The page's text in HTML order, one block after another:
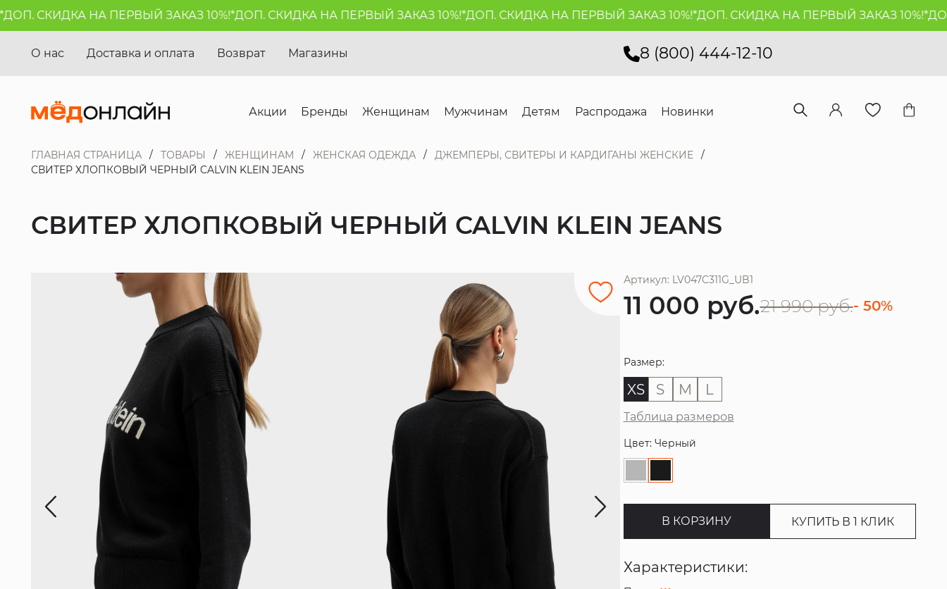
СКИДКА НА ПЕРВЫЙ ЗАКАЗ 10%!*ДОП. СКИДКА НА ПЕРВЫЙ ЗАКАЗ 10%!*ДОП. СКИДКА НА ПЕРВЫЙ ЗАКАЗ 10%!*ДОП. СКИДКА НА ПЕРВЫЙ ЗАКАЗ 10%!*ДОП.
8 (800) 444-12-10
О нас Доставка и оплата Возврат Магазины
Акции Бренды Женщинам Мужчинам Детям Распродажа Новинки
ГЛАВНАЯ СТРАНИЦА ТОВАРЫ ЖЕНЩИНАМ ЖЕНСКАЯ ОДЕЖДА
ДЖЕМПЕРЫ, СВИТЕРЫ И КАРДИГАНЫ ЖЕНСКИЕ
СВИТЕР ХЛОПКОВЫЙ ЧЕРНЫЙ CALVIN KLEIN JEANS
СВИТЕР ХЛОПКОВЫЙ ЧЕРНЫЙ CALVIN KLEIN JEANS
Артикул: LV047C311G_UB1
11 000 руб.21 990 руб.- 50%
Размер:
XS S M L
Таблица размеров
Цвет: Черный
В КОРЗИНУ КУПИТЬ В 1 КЛИК
Характеристики: